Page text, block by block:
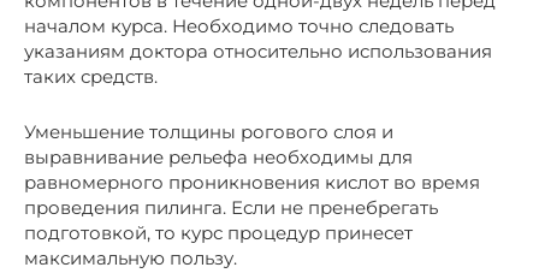
началом курса. Необходимо точно следовать
указаниям доктора относительно использования
таких средств.
Уменьшение толщины рогового слоя и
выравнивание рельефа необходимы для
равномерного проникновения кислот во время
проведения пилинга. Если не пренебрегать
подготовкой, то курс процедур принесет
максимальную пользу.